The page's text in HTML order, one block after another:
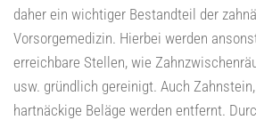
daher ein wichtiger Bestandteil der
Vorsorgemedizin. Hierbei werden
erreichbare Stellen, wie
usw. gründlich gereinigt. Auch
hartnäckige Beläge werden entfernt.